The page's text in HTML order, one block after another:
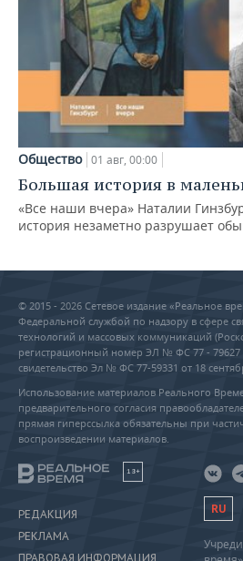
Общество 01 авг, 00:00
Большая история в
«Все наши вчера» Наталии
история незаметно разрушает
© 2015 - 2026 Сетевое издание «Реальное
Федеральной службой по надзору в сфере
технологий и массовых коммуникаций
регистрационный номер ЭЛ № ФС 77 - 79627
свидетельство Эл № ФС 77-59331 от 18
Использование материалов Реального
предварительного согласия
прямая гиперссылка обязательны при
воспроизведении материалов.
18+
РЕДАКЦИЯ
РЕКЛАМА
ПРАВОВАЯ ИНФОРМАЦИЯ
RU